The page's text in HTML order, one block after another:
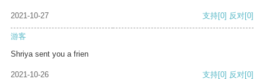
2021-10-27 支持[0] 反对[0]
游客
Shriya sent you a frien
2021-10-26 支持[0] 反对[0]